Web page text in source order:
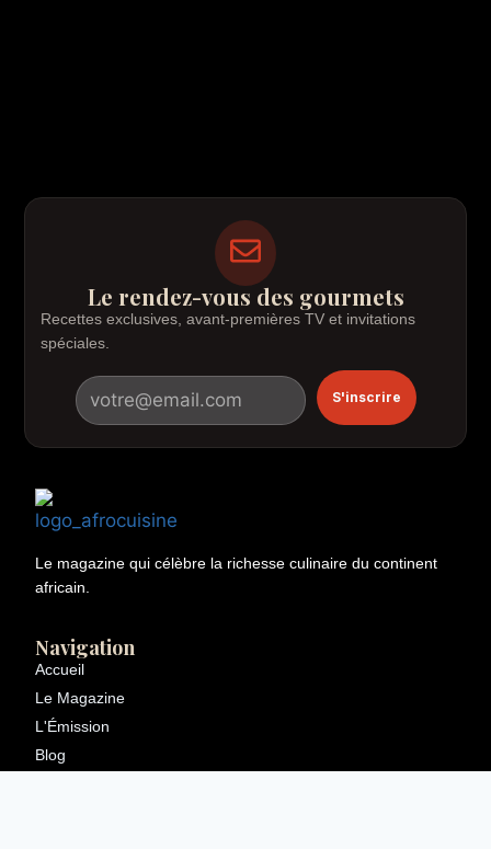
Le rendez-vous des gourmets
Recettes exclusives, avant-premières TV et invitations
spéciales.
S'inscrire
Le magazine qui célèbre la richesse culinaire du continent
africain.
Navigation
Accueil
Le Magazine
L'Émission
Blog